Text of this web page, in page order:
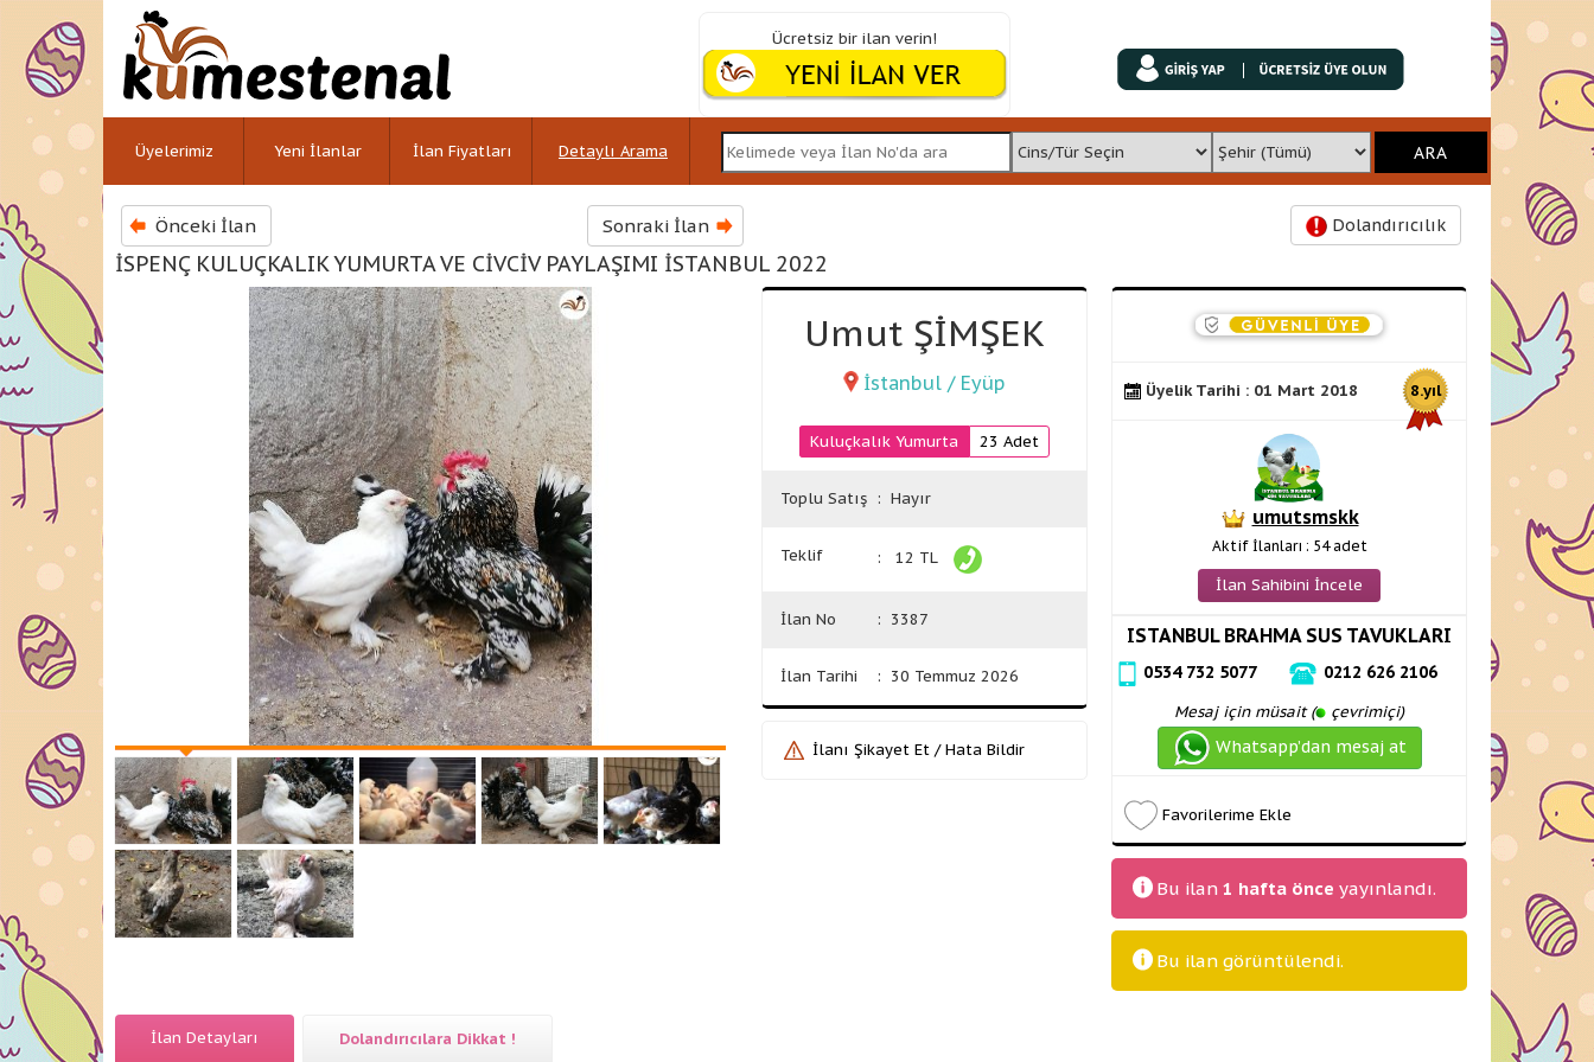
Ücretsiz bir ilan verin!
Üyelerimiz Yeni İlanlar İlan Fiyatları Detaylı Arama
Önceki İlan Sonraki İlan Dolandırıcılık
İSPENÇ KULUÇKALIK YUMURTA VE CİVCİV PAYLAŞIMI İSTANBUL 2022
Umut ŞİMŞEK
İstanbul / Eyüp
Kuluçkalık Yumurta 23 Adet
Toplu Satış : Hayır
Teklif : 12 TL
İlan No : 3387
İlan Tarihi : 30 Temmuz 2026
İlanı Şikayet Et / Hata Bildir
Üyelik Tarihi : 01 Mart 2018 8.yıl
umutsmskk
Aktif İlanları : 54 adet
İlan Sahibini İncele
ISTANBUL BRAHMA SUS TAVUKLARI
0534 732 5077 0212 626 2106
Mesaj için müsait ( çevrimiçi)
Whatsapp’dan mesaj at
Favorilerime Ekle
Bu ilan 1 hafta önce yayınlandı.
Bu ilan görüntülendi.
İlan Detayları Dolandırıcılara Dikkat !